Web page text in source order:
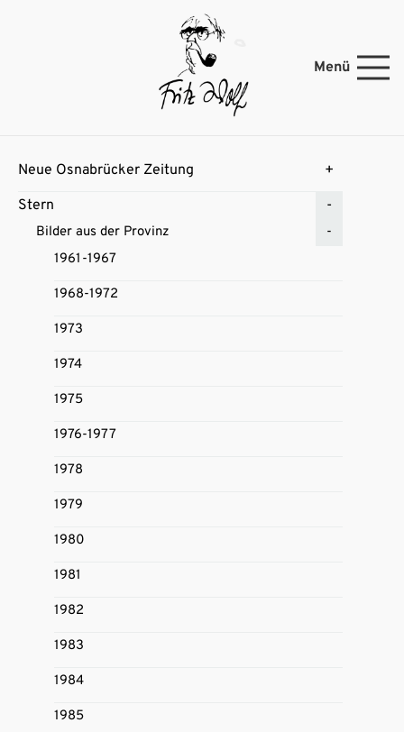
Menü
Neue Osnabrücker Zeitung
Stern
Bilder aus der Provinz
1961-1967
1968-1972
1973
1974
1975
1976-1977
1978
1979
1980
1981
1982
1983
1984
1985